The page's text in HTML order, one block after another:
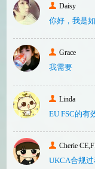
Daisy
你好，我是
Grace
我需要
Linda
EU FSC的有
Cherie